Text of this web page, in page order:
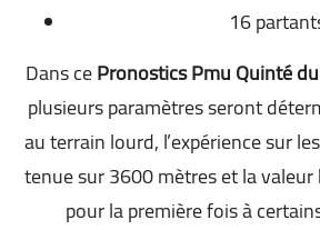
16
Dans cePronostics Pmu Quinté
plusieurs paramètres seront
au terrain lourd, l’expérience sur
tenue sur 3600 mètres et la
pour la première fois à